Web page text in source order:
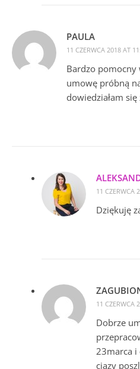
PAULA
11 CZERWCA 2018 AT
Bardzo pomocny
umowę próbną
dowiedziałam
11 CZERWCA
Dziękuję
11 CZERWCA
Dobrze
23marca i
ciazy